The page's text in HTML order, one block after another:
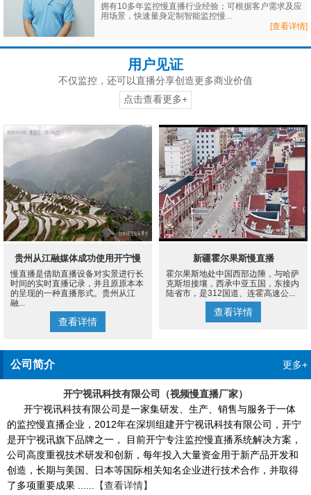
拥有10多年监控慢直播行业经验；可根据客户需求及应
用场景，快速量身定制智能监控慢...
[查看详情]
用户见证
不仅监控，还可以直播分享创造更多商业价值
点击查看更多+
贵州从江融媒体成功使用开宁慢
直播设备案例
慢直播是借助直播设备对实景进行长
时间的实时直播记录，并且原原本本
的呈现的一种直播形式。贵州从江
融...
查看详情
新疆霍尔果斯慢直播
霍尔果斯地处中国西部边陲，与哈萨
克斯坦接壤，西承中亚五国，东接内
陆省市，是312国道、连霍高速公...
查看详情
公司简介 更多+
开宁视讯科技有限公司（视频慢直播厂家）
开宁视讯科技有限公司是一家集研发、生产、销售与服务于一体
的监控慢直播企业，2012年在深圳组建开宁视讯科技有限公司，开宁
是开宁视讯旗下品牌之一， 目前开宁专注监控慢直播系统解决方案，
公司高度重视技术研发和创新，每年投入大量资金用于新产品开发和
创造，长期与美国、日本等国际相关知名企业进行技术合作，并取得
了多项重要成果 ......
【查看详情】